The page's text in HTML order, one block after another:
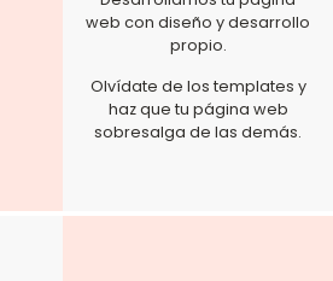
web con diseño y desarrollo
propio.
Olvídate de los templates y
haz que tu página web
sobresalga de las demás.